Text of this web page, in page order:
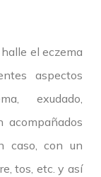
el eczema
aspectos
exudado,
acompañados
caso, con un
tos, etc. y así